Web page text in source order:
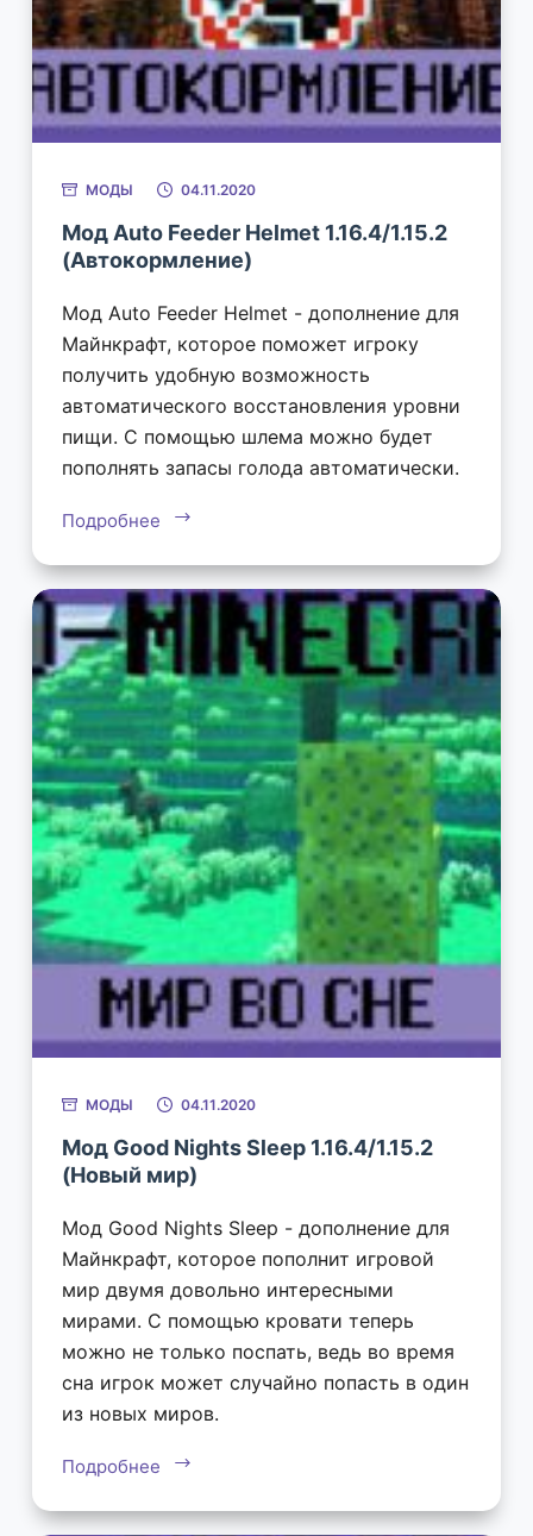
МОДЫ 04.11.2020
Мод Auto Feeder Helmet 1.16.4/1.15.2
(Автокормление)
Мод Auto Feeder Helmet - дополнение для
Майнкрафт, которое поможет игроку
получить удобную возможность
автоматического восстановления уровни
пищи. С помощью шлема можно будет
пополнять запасы голода автоматически.
Подробнее
МОДЫ 04.11.2020
Мод Good Nights Sleep 1.16.4/1.15.2
(Новый мир)
Мод Good Nights Sleep - дополнение для
Майнкрафт, которое пополнит игровой
мир двумя довольно интересными
мирами. С помощью кровати теперь
можно не только поспать, ведь во время
сна игрок может случайно попасть в один
из новых миров.
Подробнее